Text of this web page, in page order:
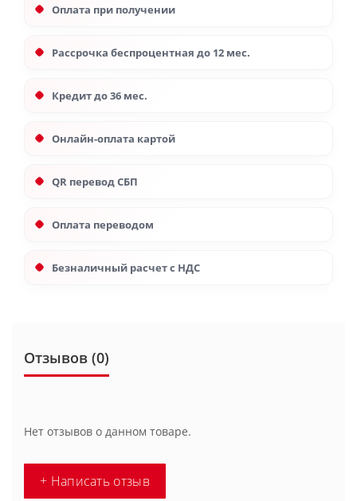
Оплата при получении
Рассрочка беспроцентная до 12 мес.
Кредит до 36 мес.
Онлайн-оплата картой
QR перевод СБП
Оплата переводом
Безналичный расчет с НДС
Отзывов (0)
Нет отзывов о данном товаре.
+ Написать отзыв